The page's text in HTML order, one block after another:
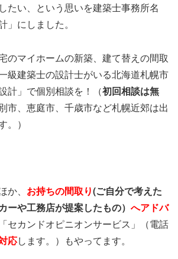
たい、という思いを建築士事務所名
」にしました。
のマイホームの新築、建て替えの間取
級建築士の設計士がいる北海道札幌市
計」で個別相談を！（初回相談は無
市、恵庭市、千歳市など札幌近郊は出
。）
か、 お持ちの間取り(ご自分で考えた
ーや工務店が提案したもの） へアドバ
セカンドオピニオンサービス」（電話
応します。）もやってます。